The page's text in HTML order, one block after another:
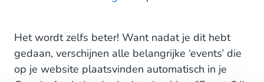
Het wordt zelfs beter! Want nadat je dit hebt
gedaan, verschijnen alle belangrijke ‘events’ die
op je website plaatsvinden automatisch in je